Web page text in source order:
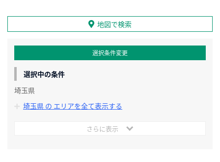
地図で検索
選択条件変更
選択中の条件
埼玉県
埼玉県 の エリアを全て表示する
さらに表示